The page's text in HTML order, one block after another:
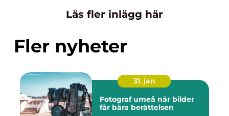
Läs fler inlägg här
Fler nyheter
31. jan
Fotograf umeå när bilder
får bära berättelsen